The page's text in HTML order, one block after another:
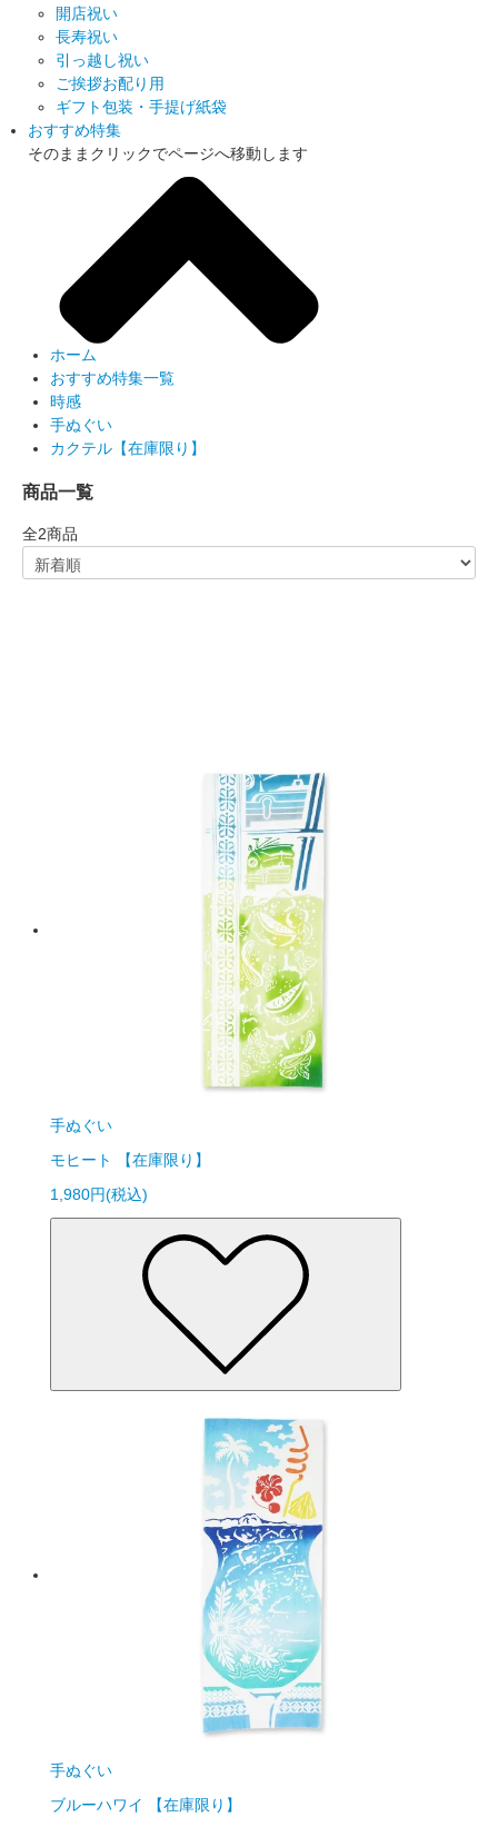
開店祝い
長寿祝い
引っ越し祝い
ご挨拶お配り用
ギフト包装・手提げ紙袋
おすすめ特集
そのままクリックでページへ移動します
ホーム
おすすめ特集一覧
時感
手ぬぐい
カクテル【在庫限り】
商品一覧
全2商品
手ぬぐい
モヒート 【在庫限り】
1,980円(税込)
手ぬぐい
ブルーハワイ 【在庫限り】